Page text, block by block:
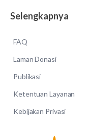
Selengkapnya
FAQ
Laman Donasi
Publikasi
Ketentuan Layanan
Kebijakan Privasi